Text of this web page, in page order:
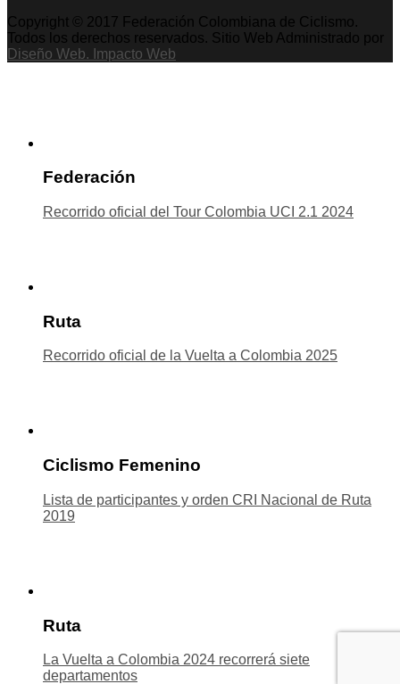
Copyright © 2017 Federación Colombiana de Ciclismo.
Todos los derechos reservados. Sitio Web Administrado por
Diseño Web. Impacto Web
Federación
Recorrido oficial del Tour Colombia UCI 2.1 2024
Ruta
Recorrido oficial de la Vuelta a Colombia 2025
Ciclismo Femenino
Lista de participantes y orden CRI Nacional de Ruta
2019
Ruta
La Vuelta a Colombia 2024 recorrerá siete
departamentos